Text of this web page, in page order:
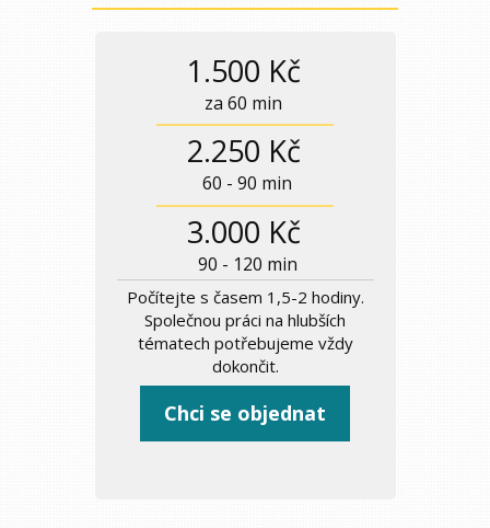
1.500 Kč
za 60 min
2.250 Kč
60 - 90 min
3.000 Kč
90 - 120 min
Počítejte s časem 1,5-2 hodiny.
Společnou práci na hlubších
tématech potřebujeme vždy
dokončit.
Chci se objednat